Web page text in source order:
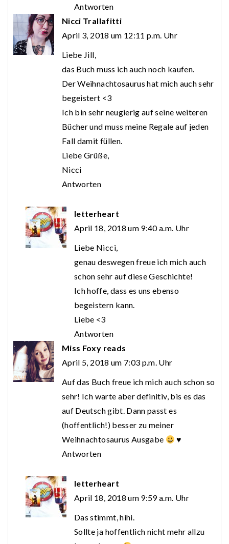
Antworten
Nicci Trallafitti
April 3, 2018 um 12:11 p.m. Uhr
Liebe Jill,
das Buch muss ich auch noch kaufen.
Der Weihnachtosaurus hat mich auch sehr
begeistert <3
Ich bin sehr neugierig auf seine weiteren
Bücher und muss meine Regale auf jeden
Fall damit füllen.
Liebe Grüße,
Nicci
Antworten
letterheart
April 18, 2018 um 9:40 a.m. Uhr
Liebe Nicci,
genau deswegen freue ich mich auch
schon sehr auf diese Geschichte!
Ich hoffe, dass es uns ebenso
begeistern kann.
Liebe <3
Antworten
Miss Foxy reads
April 5, 2018 um 7:03 p.m. Uhr
Auf das Buch freue ich mich auch schon so
sehr! Ich warte aber definitiv, bis es das
auf Deutsch gibt. Dann passt es
(hoffentlich!) besser zu meiner
Weihnachtosaurus Ausgabe
♥
Antworten
letterheart
April 18, 2018 um 9:59 a.m. Uhr
Das stimmt, hihi.
Sollte ja hoffentlich nicht mehr allzu